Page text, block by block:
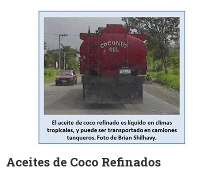
Aceites de Coco Refinados